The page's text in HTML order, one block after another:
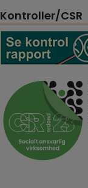
Kontroller/CSR